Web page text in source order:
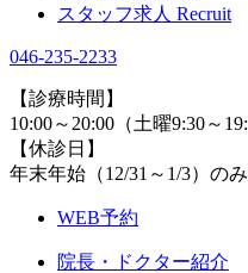
スタッフ求人 Recruit
046-235-2233
【診療時間】
10:00～20:00（土曜9:30～
【休診日】
年末年始（12/31～1/3）のみ
WEB予約
院長・ドクター紹介